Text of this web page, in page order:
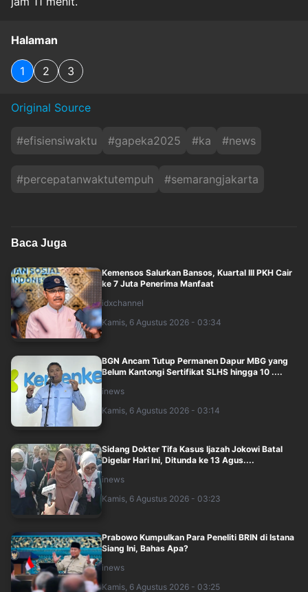
Halaman
1 2 3
Original Source
#efisiensiwaktu #gapeka2025 #ka #news
#percepatanwaktutempuh #semarangjakarta
Baca Juga
Kemensos Salurkan Bansos, Kuartal III PKH Cair
ke 7 Juta Penerima Manfaat
idxchannel
Kamis, 6 Agustus 2026 - 03:34
BGN Ancam Tutup Permanen Dapur MBG yang
Belum Kantongi Sertifikat SLHS hingga 10 ....
inews
Kamis, 6 Agustus 2026 - 03:14
Sidang Dokter Tifa Kasus Ijazah Jokowi Batal
Digelar Hari Ini, Ditunda ke 13 Agus....
inews
Kamis, 6 Agustus 2026 - 03:23
Prabowo Kumpulkan Para Peneliti BRIN di Istana
Siang Ini, Bahas Apa?
inews
Kamis, 6 Agustus 2026 - 03:25